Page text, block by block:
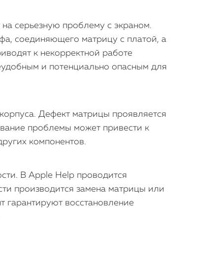
серьезную проблему с экраном.
соединяющего матрицу с платой, а
к некорректной работе
и потенциально опасным для
Дефект матрицы проявляется
проблемы может привести к
компонентов.
В Apple Help проводится
производится замена матрицы или
гарантируют восстановление